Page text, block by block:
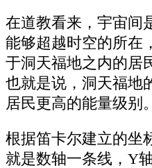
在道教看来，宇宙间
能够超越时空的所在
于洞天福地之内的居
也就是说，洞天福地
居民更高的能量级别。
根据笛卡尔建立的坐
就是数轴一条线，Y